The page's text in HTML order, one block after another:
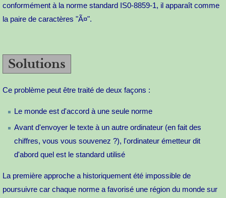
conformément à la norme standard IS0-8859-1, il apparaît comme
la paire de caractères "Ã¤".
Solutions
Ce problème peut être traité de deux façons :
Le monde est d'accord à une seule norme
Avant d'envoyer le texte à un autre ordinateur (en fait des
chiffres, vous vous souvenez ?), l'ordinateur émetteur dit
d'abord quel est le standard utilisé
La première approche a historiquement été impossible de
poursuivre car chaque norme a favorisé une région du monde sur